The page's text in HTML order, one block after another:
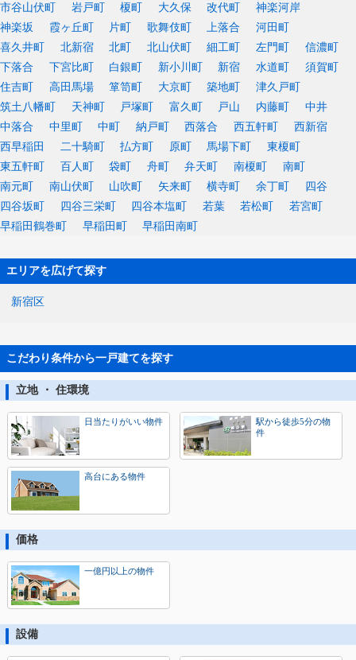
市谷山伏町
岩戸町 榎町 大久保 改代町
神楽河岸
神楽坂
霞ヶ丘町 片町 歌舞伎町 上落合
河田町
喜久井町
北新宿 北町 北山伏町 細工町 左門町
信濃町
下落合
下宮比町 白銀町 新小川町 新宿 水道町
須賀町
住吉町
高田馬場 箪笥町 大京町 築地町
津久戸町
筑土八幡町
天神町 戸塚町 富久町 戸山 内藤町
中井
中落合
中里町 中町 納戸町 西落合 西五軒町
西新宿
西早稲田
二十騎町 払方町 原町 馬場下町
東榎町
東五軒町
百人町 袋町 舟町 弁天町 南榎町
南町
南元町
南山伏町 山吹町 矢来町 横寺町 余丁町
四谷
四谷坂町
四谷三栄町 四谷本塩町 若葉 若松町
若宮町
早稲田鶴巻町
早稲田町 早稲田南町
エリアを広げて探す
新宿区
こだわり条件から一戸建てを探す
立地 ・ 住環境
日当たりがいい物件
駅から徒歩5分の物
件
高台にある物件
価格
一億円以上の物件
設備